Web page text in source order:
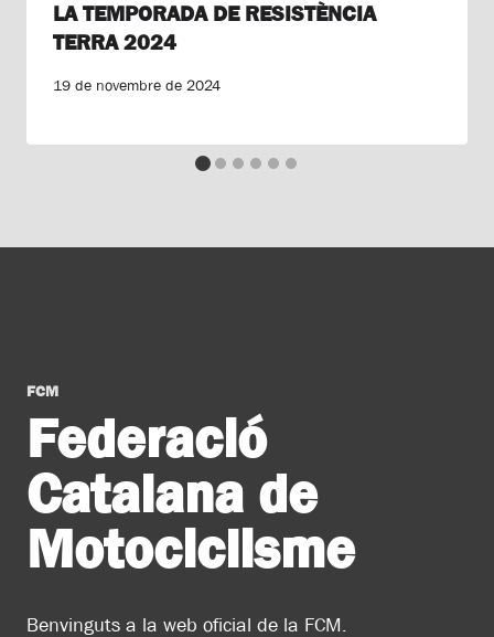
LA TEMPORADA DE RESISTÈNCIA
TERRA 2024
19 de novembre de 2024
FCM
Federació
Catalana de
Motociclisme
Benvinguts a la web oficial de la FCM.